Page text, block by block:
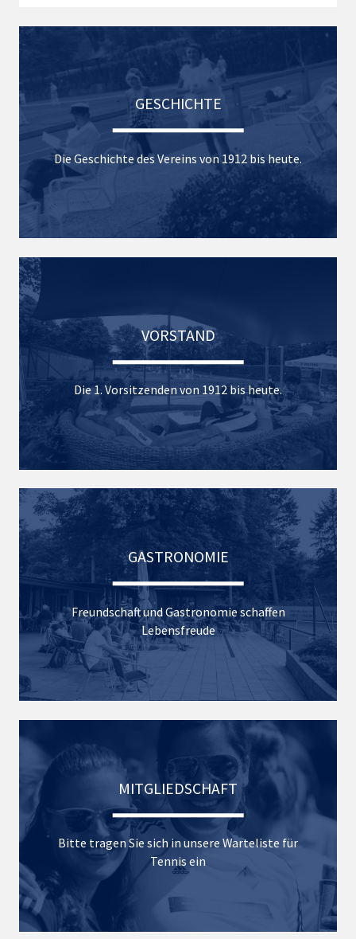
GESCHICHTE
Die Geschichte des Vereins von 1912 bis heute.
VORSTAND
Die 1. Vorsitzenden von 1912 bis heute.
GASTRONOMIE
Freundschaft und Gastronomie schaffen
Lebensfreude
MITGLIEDSCHAFT
Bitte tragen Sie sich in unsere Warteliste für
Tennis ein